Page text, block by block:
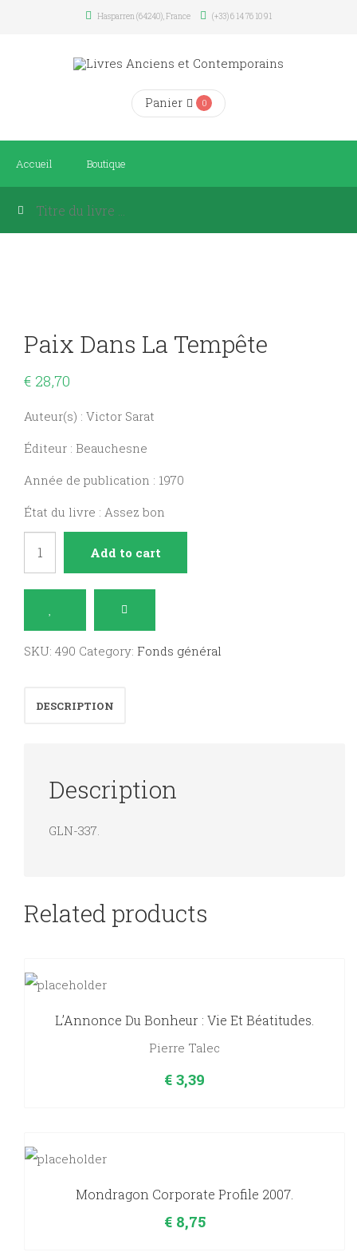
Hasparren (64240), France (+33) 6 14 76 10 91
Panier 0
Accueil Boutique
Paix Dans La Tempête
€ 28,70
Auteur(s) : Victor Sarat
Éditeur : Beauchesne
Année de publication : 1970
État du livre : Assez bon
la
tempête
Add to cart
SKU: 490 Category: Fonds général
DESCRIPTION
Description
GLN-337.
Related products
L’Annonce Du Bonheur : Vie Et Béatitudes.
Pierre Talec
€ 3,39
Mondragon Corporate Profile 2007.
€8,75